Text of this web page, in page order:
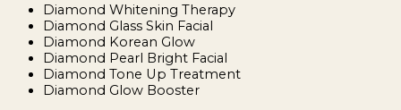
Diamond Whitening Therapy
Diamond Glass Skin Facial
Diamond Korean Glow
Diamond Pearl Bright Facial
Diamond Tone Up Treatment
Diamond Glow Booster